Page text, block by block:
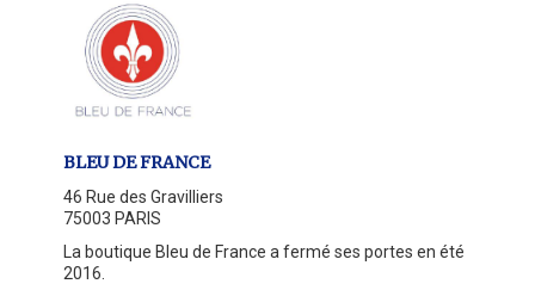
BLEU DE FRANCE
46 Rue des Gravilliers
75003 PARIS
La boutique Bleu de France a fermé ses portes en été
2016.